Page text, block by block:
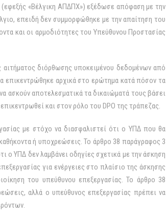
«Βέλγικη ΑΠΔΠΧ») εξέδωσε απόφαση με την
επειδή δεν συμμορφώθηκε με την απαίτηση του
και οι αρμοδιότητες του Υπεύθυνου Προστασίας
διόρθωσης υποκειμένου δεδομένων από
επικεντρώθηκε αρχικά στο ερώτημα κατά πόσον τα
ασκούν αποτελεσματικά τα δικαιώματά τους βάσει
και στον ρόλο του DPO της τράπεζας.
με στόχο να διασφαλιστεί ότι ο ΥΠΔ που θα
ή υποχρεώσεις. Το άρθρο 38 παράγραφος 3
ο ΥΠΔ δεν λαμβάνει οδηγίες σχετικά με την άσκηση
για ενέργειες στο πλαίσιο της άσκησης
του υπεύθυνου επεξεργασίας. Το άρθρο 38
αλλά ο υπεύθυνος επεξεργασίας πρέπει να